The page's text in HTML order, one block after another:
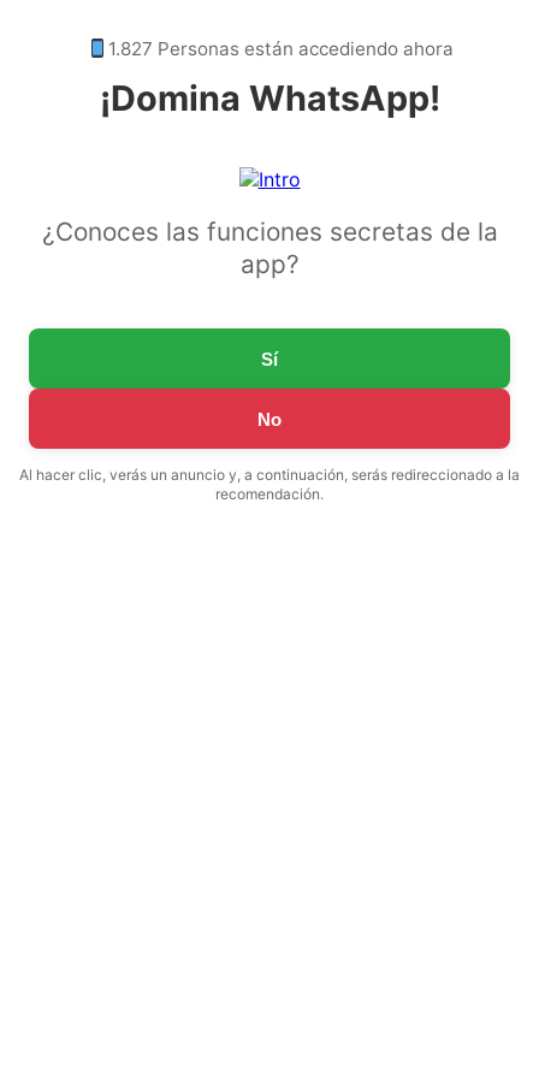
1.827 Personas están accediendo ahora
¡Domina WhatsApp!
¿Conoces las funciones secretas de la
app?
Sí
No
Al hacer clic, verás un anuncio y, a continuación, serás redireccionado a la
recomendación.